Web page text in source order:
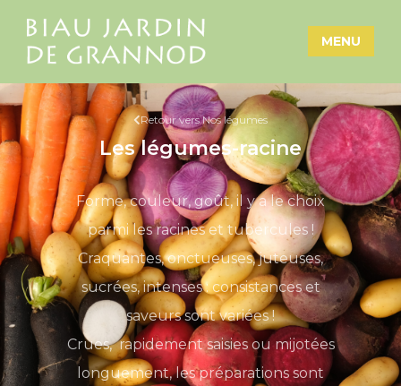
MENU
Retour vers Nos légumes
Les légumes-racine
Forme, couleur, goût, il y a le choix
parmi les racines et tubercules !
Craquantes, onctueuses, juteuses,
sucrées, intenses : consistances et
saveurs sont variées !
Crues, rapidement saisies ou mijotées
longuement, les préparations sont